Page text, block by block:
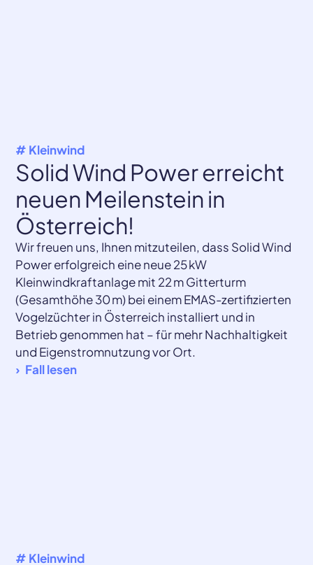
# Kleinwind
Solid Wind Power erreicht
neuen Meilenstein in
Österreich!
Wir freuen uns, Ihnen mitzuteilen, dass Solid Wind
Power erfolgreich eine neue 25 kW
Kleinwindkraftanlage mit 22 m Gitterturm
(Gesamthöhe 30 m) bei einem EMAS-zertifizierten
Vogelzüchter in Österreich installiert und in
Betrieb genommen hat – für mehr Nachhaltigkeit
und Eigenstromnutzung vor Ort.
Fall lesen
# Kleinwind